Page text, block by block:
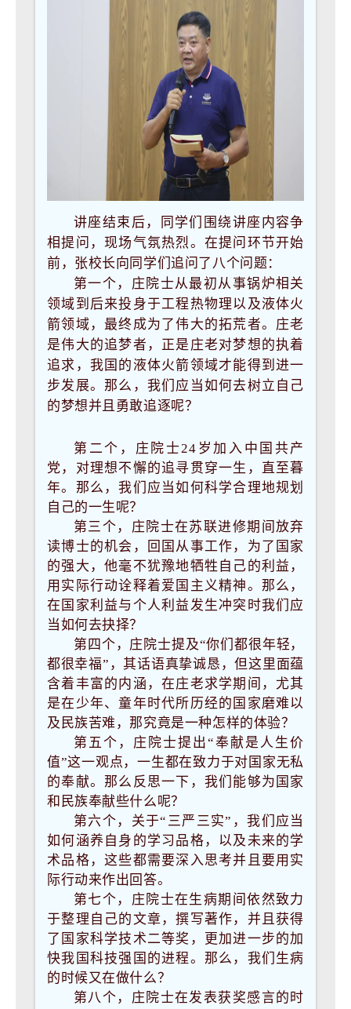
讲座结束后，同学们围绕讲座内容争
相提问，现场气氛热烈。 在提问环节开始
前，张校长向同学们追问了八个问题：
第一个，庄院士从最初从事锅炉相关
领域到后来投身于工程热物理以及液体火
箭领域，最终成为了伟大的拓荒者。庄老
是伟大的追梦者，正是庄老对梦想的执着
追求，我国的液体火箭领域才能得到进一
步发展。那么，我们应当如何去树立自己
的梦想并且勇敢追逐呢？
第二个，庄院士24岁加入中国共产
党，对理想不懈的追寻贯穿一生，直至暮
年。那么，我们应当如何科学合理地规划
自己的一生呢？
第三个，庄院士在苏联进修期间放弃
读博士的机会，回国从事工作，为了国家
的强大，他毫不犹豫地牺牲自己的利益，
用实际行动诠释着爱国主义精神。那么，
在国家利益与个人利益发生冲突时我们应
当如何去抉择？
第四个，庄院士提及“你们都很年轻，
都很幸福”，其话语真挚诚恳，但这里面蕴
含着丰富的内涵，在庄老求学期间，尤其
是在少年、童年时代所历经的国家磨难以
及民族苦难，那究竟是一种怎样的体验？
第五个，庄院士提出“奉献是人生价
值”这一观点，一生都在致力于对国家无私
的奉献。那么反思一下，我们能够为国家
和民族奉献些什么呢？
第六个，关于“三严三实”，我们应当
如何涵养自身的学习品格，以及未来的学
术品格，这些都需要深入思考并且要用实
际行动来作出回答。
第七个，庄院士在生病期间依然致力
于整理自己的文章，撰写著作，并且获得
了国家科学技术二等奖，更加进一步的加
快我国科技强国的进程。那么，我们生病
的时候又在做什么？
第八个，庄院士在发表获奖感言的时